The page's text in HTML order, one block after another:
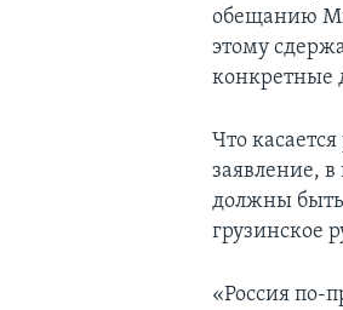
обещанию
этому
конкретные
Что
заявление,
должны
грузинское
«Россия по-